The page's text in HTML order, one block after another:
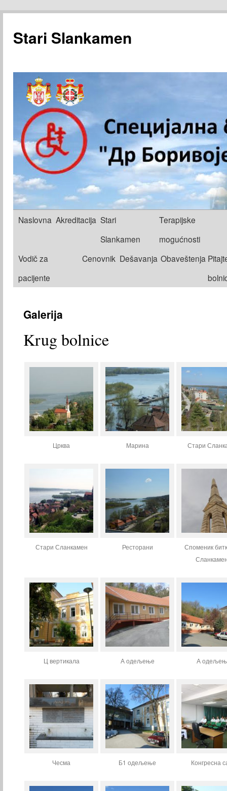
Stari Slankamen
Skoči
sadržaj
Naslovna Akreditacija Stari
Slankamen
Terapijske
mogućnosti
Vodič za
pacijente
Cenovnik Dešavanja Obaveštenja
Galerija
Krug bolnice
Црква Марина Стари
Стари Сланкамен Ресторани
Споменик
Ц вертикала А одељење А
Чесма Б1 одељење Конгресна